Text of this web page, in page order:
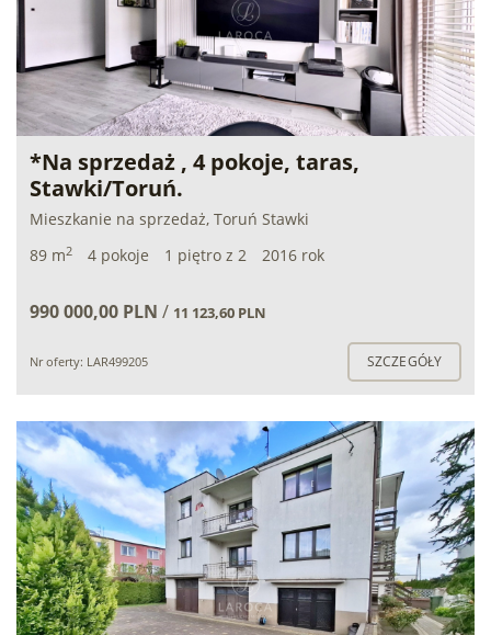
*Na sprzedaż , 4 pokoje, taras,
Stawki/Toruń.
Mieszkanie na sprzedaż, Toruń Stawki
89 m2 4 pokoje 1 piętro z 2 2016 rok
990 000,00 PLN / 11 123,60 PLN
Nr oferty: LAR499205 SZCZEGÓŁY